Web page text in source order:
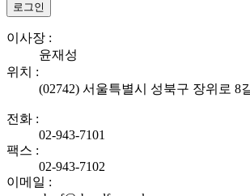
로그인
이사장 :
윤재성
위치 :
(02742) 서울특별시 성북구 장위로 8
전화 :
02-943-7101
팩스 :
02-943-7102
이메일 :